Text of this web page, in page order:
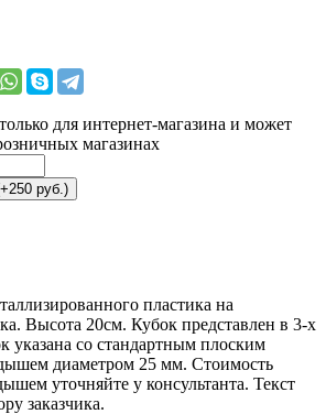
для интернет-магазина и может
магазинах
руб.)
пластика на
Высота 20см. Кубок представлен в 3-х
указана со стандартным плоским
диаметром 25 мм. Стоимость
уточняйте у консультанта. Текст
заказчика.